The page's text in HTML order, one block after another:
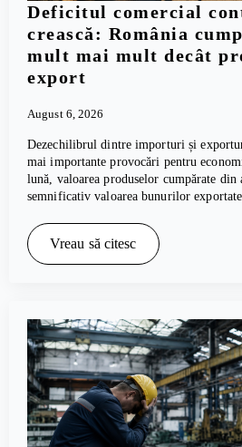
Deficitul comercial
crească: România
mult mai mult decât
export
August 6, 2026
Dezechilibrul dintre importuri și
mai importante provocări pentru
lună, valoarea produselor cumpărate din
semnificativ valoarea bunurilor
Vreau să citesc